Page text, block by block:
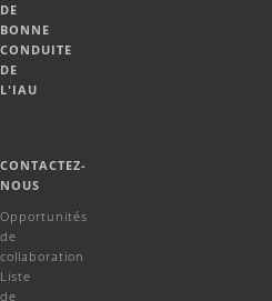
DE
BONNE
CONDUITE
DE
L'IAU
CONTACTEZ-
NOUS
Opportunités
de
collaboration
Liste
de